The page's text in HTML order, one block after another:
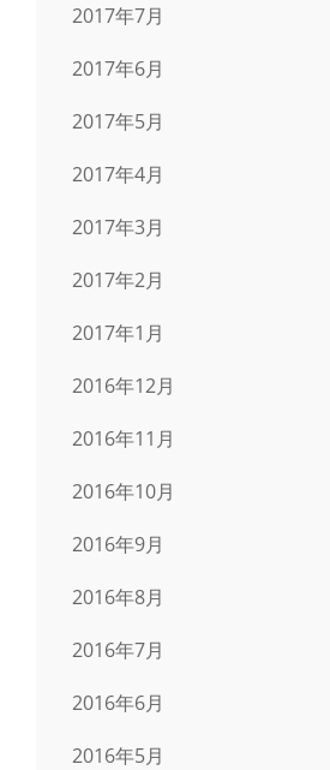
2017年7月
2017年6月
2017年5月
2017年4月
2017年3月
2017年2月
2017年1月
2016年12月
2016年11月
2016年10月
2016年9月
2016年8月
2016年7月
2016年6月
2016年5月